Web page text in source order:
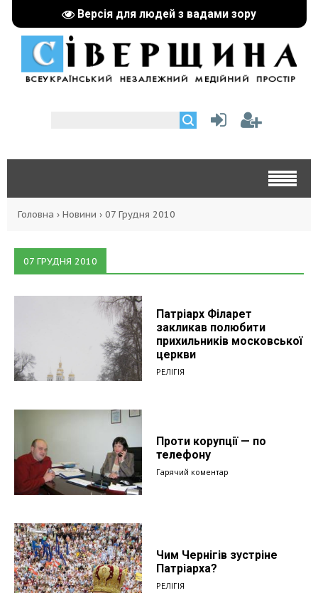
Версія для людей з вадами зору
Головна › Новини › 07 Грудня 2010
07 ГРУДНЯ 2010
Патріарх Філарет
закликав полюбити
прихильників московської
церкви
РЕЛІГІЯ
Проти корупції — по
телефону
Гарячий коментар
Чим Чернігів зустріне
Патріарха?
РЕЛІГІЯ